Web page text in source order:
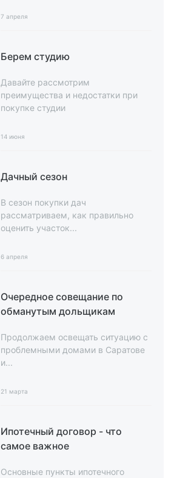
7 апреля
Берем студию
Давайте рассмотрим
преимущества и недостатки при
покупке студии
14 июня
Дачный сезон
В сезон покупки дач
рассматриваем, как правильно
оценить участок...
6 апреля
Очередное совещание по
обманутым дольщикам
Продолжаем освещать ситуацию с
проблемными домами в Саратове
и...
21 марта
Ипотечный договор - что
самое важное
Основные пункты ипотечного